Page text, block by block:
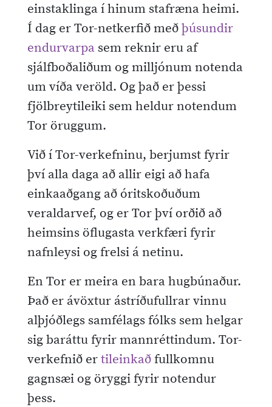
einstaklinga í hinum stafræna heimi.
Í dag er Tor-netkerfið meðþúsundir
endurvarpa sem reknir eru af
sjálfboðaliðum og milljónum notenda
um víða veröld. Og það er þessi
fjölbreytileiki sem heldur notendum
Tor öruggum.
Við í Tor-verkefninu, berjumst fyrir
því alla daga að allir eigi að hafa
einkaaðgang að óritskoðuðum
veraldarvef, og er Tor því orðið að
heimsins öflugasta verkfæri fyrir
nafnleysi og frelsi á netinu.
En Tor er meira en bara hugbúnaður.
Það er ávöxtur ástríðufullrar vinnu
alþjóðlegs samfélags fólks sem helgar
sig baráttu fyrir mannréttindum. Tor-
verkefnið ertileinkaðfullkomnu
gagnsæi og öryggi fyrir notendur
þess.